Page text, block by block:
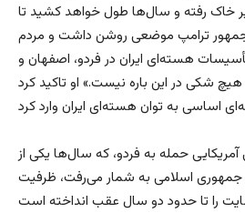
خاک رفته و سال‌ها طول خواهد کشید تا
ترامپ موضعی روشن داشت و مردم
هسته‌ای ایران در فردو، اصفهان و
هیچ شکی در این باره نیست.» او تاکید کرد
حمله به فردو، که سال‌ها یکی از
جمهوری اسلامی به شمار می‌رفت، ظرفیت